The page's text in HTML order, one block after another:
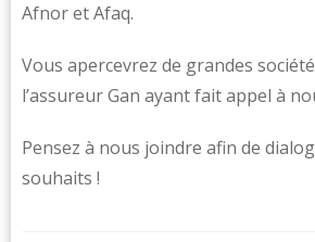
Afnor et Afaq.
Vous apercevrez de grandes
l’assureur Gan ayant fait appel à
Pensez à nous joindre afin de
souhaits !